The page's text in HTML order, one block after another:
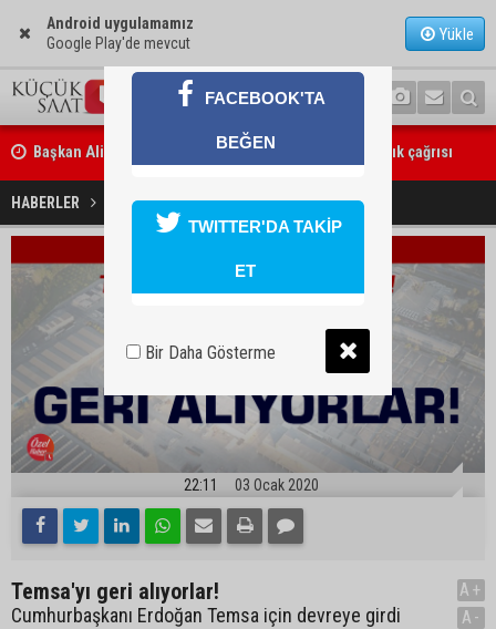
Android uygulamamız
Google Play'de mevcut
Yükle
Başkan Ali Bedrettin Karataş’tan sahiller için duyarlılık çağrısı
HABERLER GÜNDEM Temsa'yı geri alıyorlar!
22:11 03 Ocak 2020
Temsa'yı geri alıyorlar!
Cumhurbaşkanı Erdoğan Temsa için devreye girdi
A+
A-
FACEBOOK'TA
BEĞEN
TWITTER'DA TAKİP
ET
Bir Daha Gösterme